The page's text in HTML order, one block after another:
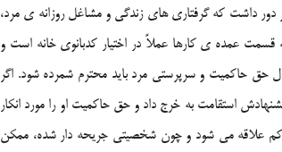
دور داشت که گرفتاري هاي زندگي و مشاغل روزانه ي مرد،
قسمت عمده ي کارها عملاً در اختيار کدبانوي خانه است و
حق حاکميت و سرپرستي مرد بايد محترم شمرده شود. اگر
استقامت به خرج داد و حق حاکميت او را مورد انکار
کم علاقه مي شود و چون شخصيتي جريحه دار شده، ممکن